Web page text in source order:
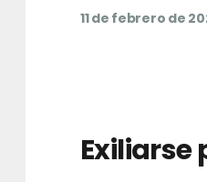
11 de febrero de
Exiliarse